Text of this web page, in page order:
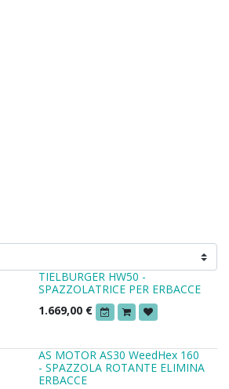
TIELBURGER HW50 -
SPAZZOLATRICE PER ERBACCE
1.669,00 €
AS MOTOR AS30 WeedHex 160
- SPAZZOLA ROTANTE ELIMINA
ERBACCE